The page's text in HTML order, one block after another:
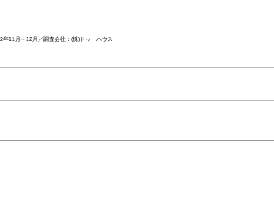
11月～12月／調査会社：(株)ドゥ・ハウス